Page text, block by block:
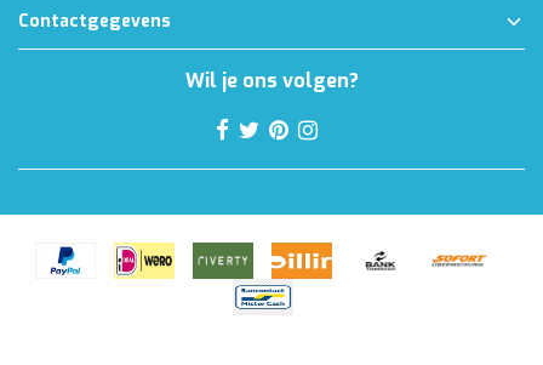
Contactgegevens
Wil je ons volgen?